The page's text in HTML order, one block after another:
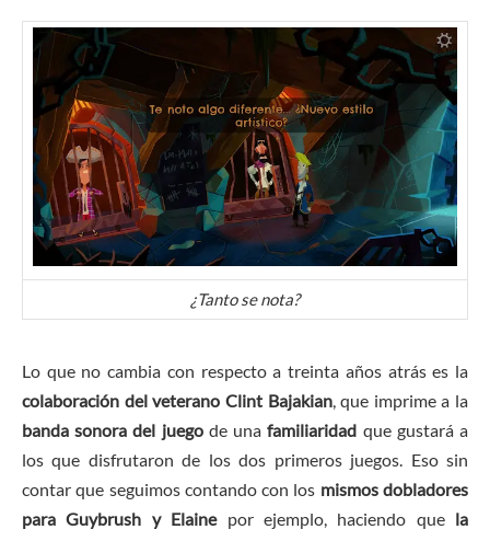
¿Tanto se nota?
Lo que no cambia con respecto a treinta años atrás es la
colaboración del veterano Clint Bajakian, que imprime a la
banda sonora del juegode unafamiliaridad que gustará a
los que disfrutaron de los dos primeros juegos. Eso sin
contar que seguimos contando con los mismos dobladores
para Guybrush y Elainepor ejemplo, haciendo que la